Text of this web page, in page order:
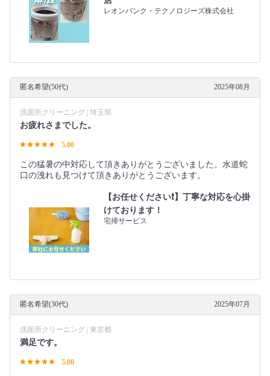
レオンバンク・テクノロジーズ株式会社
匿名希望(50代) 2025年08月
洗面所クリーニング | 埼玉県
お疲れさまでした。
5.00
この猛暑の中対応して頂きありがとうございました。水道蛇
口の洩れも見つけて頂きありがとうございます。
【お任せください❗️】丁寧な対応を心掛
けております！
宅掃サービス
匿名希望(30代) 2025年07月
洗面所クリーニング | 東京都
満足です。
5.00